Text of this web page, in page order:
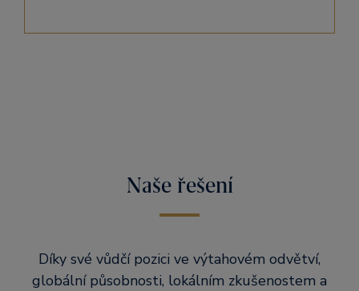
Naše řešení
Díky své vůdčí pozici ve výtahovém odvětví,
globální působnosti, lokálním zkušenostem a